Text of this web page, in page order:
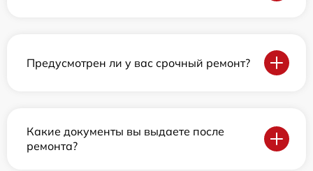
Предусмотрен ли у вас срочный ремонт?
Какие документы вы выдаете после
ремонта?